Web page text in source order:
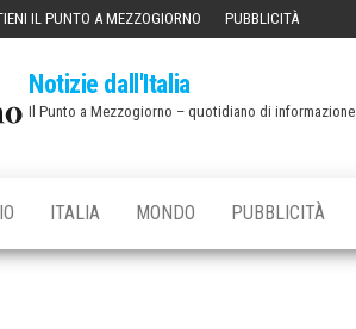
IL PUNTO A MEZZOGIORNO PUBBLICITÀ
Notizie dall'Italia
Il Punto a Mezzogiorno – quotidiano di informazione
ITALIA MONDO PUBBLICITÀ